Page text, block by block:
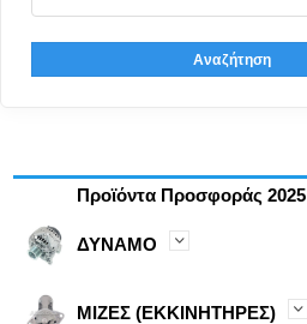
Αναζήτηση
Προϊόντα Προσφοράς 2025
ΔΥΝΑΜΟ
ΜΙΖΕΣ (ΕΚΚΙΝΗΤΗΡΕΣ)